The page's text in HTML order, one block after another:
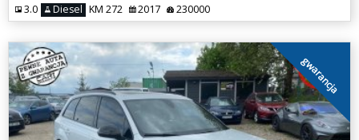
3.0 Diesel KM 272 2017 230000
gwarancja